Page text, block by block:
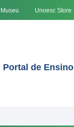
Museu Unoesc Store
Portal de Ensino